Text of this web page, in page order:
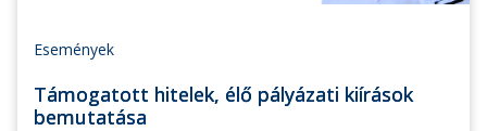
Események
Támogatott hitelek, élő pályázati kiírások
bemutatása